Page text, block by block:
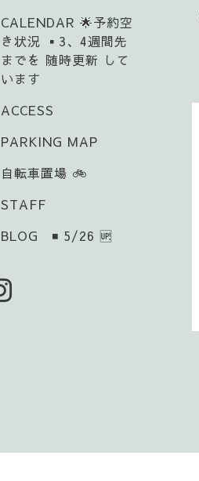
CALENDAR 🌟予約空
き状況 ▪️3、4週間先
までを 随時更新 して
います
ACCESS
PARKING MAP
自転車置場 🚲️
STAFF
BLOG ◾ 5/26 🆙